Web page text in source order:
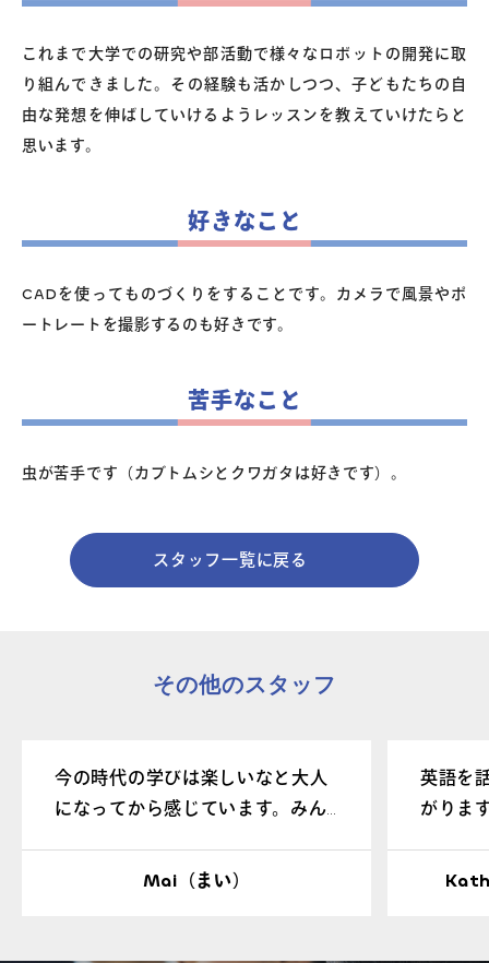
コラム・読み物
これまで大学での研究や部活動で様々なロボットの開発に取
り組んできました。その経験も活かしつつ、子どもたちの自
由な発想を伸ばしていけるようレッスンを教えていけたらと
思います。
好きなこと
CADを使ってものづくりをすることです。カメラで風景やポ
ートレートを撮影するのも好きです。
苦手なこと
虫が苦手です（カブトムシとクワガタは好きです）。
スタッフ一覧に戻る
その他のスタッフ
今の時代の学びは楽しいなと大人
になってから感じています。みん
私、本当は明るく、とても面白い
Mai（まい）
英語を
がりま
楽しみ